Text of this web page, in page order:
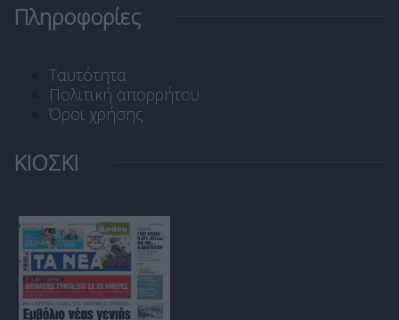
Πληροφορίες
Ταυτότητα
Πολιτική απορρήτου
Όροι χρήσης
ΚΙΟΣΚΙ